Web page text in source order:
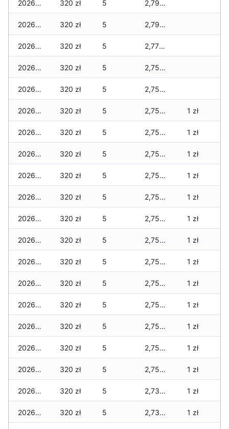
2026-04-10 320 zł 5 2,790 zł
2026-04-09 320 zł 5 2,790 zł
2026-04-08 320 zł 5 2,770 zł
2026-04-07 320 zł 5 2,750 zł
2026-04-06 320 zł 5 2,750 zł
2026-04-05 320 zł 5 2,750 zł 1 zł
2026-04-04 320 zł 5 2,750 zł 1 zł
2026-04-03 320 zł 5 2,750 zł 1 zł
2026-04-02 320 zł 5 2,750 zł 1 zł
2026-04-01 320 zł 5 2,750 zł 1 zł
2026-03-31 320 zł 5 2,750 zł 1 zł
2026-03-30 320 zł 5 2,750 zł 1 zł
2026-03-29 320 zł 5 2,750 zł 1 zł
2026-03-28 320 zł 5 2,750 zł 1 zł
2026-03-27 320 zł 5 2,750 zł 1 zł
2026-03-26 320 zł 5 2,750 zł 1 zł
2026-03-25 320 zł 5 2,750 zł 1 zł
2026-03-24 320 zł 5 2,750 zł 1 zł
2026-03-23 320 zł 5 2,730 zł 1 zł
2026-03-22 320 zł 5 2,730 zł 1 zł